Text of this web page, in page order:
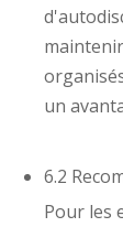
un
6.2
Pour les